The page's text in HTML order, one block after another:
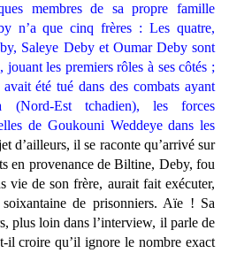
membres de sa propre famille
n’a que cinq frères : Les quatre,
Saleye Deby et Oumar Deby sont
les premiers rôles à ses côtés ;
été tué dans des combats ayant
(Nord-Est tchadien), les forces
de Goukouni Weddeye dans les
d’ailleurs, il se raconte qu’arrivé sur
en provenance de Biltine, Deby, fou
vie de son frère, aurait fait exécuter,
de prisonniers. Aïe ! Sa
plus loin dans l’interview, il parle de
il croire qu’il ignore le nombre exact